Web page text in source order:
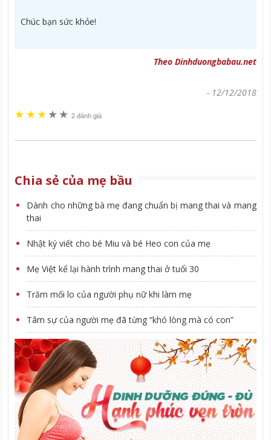
Chúc bạn sức khỏe!
Theo Dinhduongbabau.net
- 12/12/2018
★ ★★★★
★ 2 đánh giá
Chia sẻ của mẹ bầu
Dành cho những bà mẹ đang chuẩn bị mang thai và mang
thai
Nhật ký viết cho bé Miu và bé Heo con của mẹ
Mẹ Việt kể lại hành trình mang thai ở tuổi 30
Trăm mối lo của người phụ nữ khi làm mẹ
Tâm sự của người mẹ đã từng “khó lòng mà có con”